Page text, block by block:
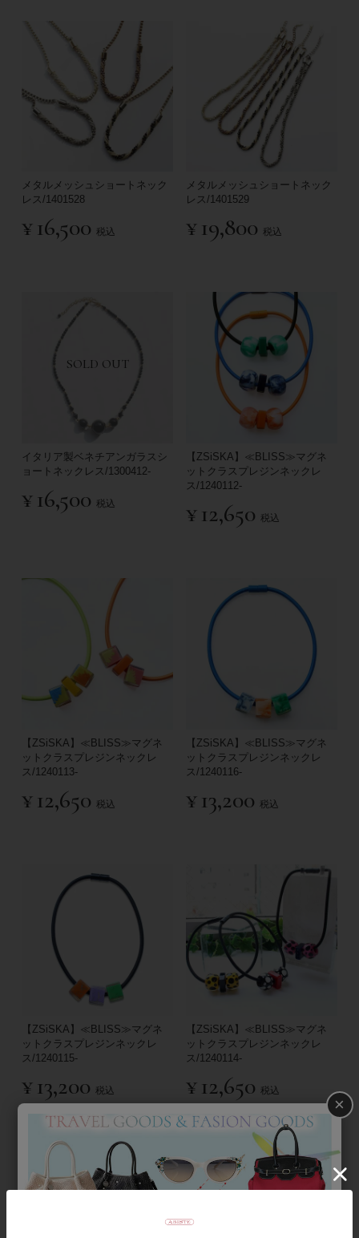
メタルメッシュショートネック
レス/1401528
¥ 16,500 税込
メタルメッシュショートネック
レス/1401529
¥ 19,800 税込
SOLD OUT
イタリア製ベネチアンガラスシ
ョートネックレス/1300412-
¥ 16,500 税込
【ZSiSKA】≪BLISS≫マグネ
ットクラスプレジンネックレ
ス/1240112-
¥ 12,650 税込
【ZSiSKA】≪BLISS≫マグネ
ットクラスプレジンネックレ
ス/1240113-
¥ 12,650 税込
【ZSiSKA】≪BLISS≫マグネ
ットクラスプレジンネックレ
ス/1240116-
¥ 13,200 税込
【ZSiSKA】≪BLISS≫マグネ
ットクラスプレジンネックレ
ス/1240115-
¥ 13,200 税込
【ZSiSKA】≪BLISS≫マグネ
ットクラスプレジンネックレ
ス/1240114-
¥ 12,650 税込
×